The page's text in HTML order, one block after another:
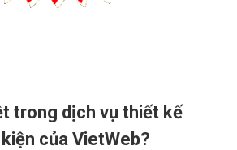
trong dịch vụ thiết kế
của VietWeb?